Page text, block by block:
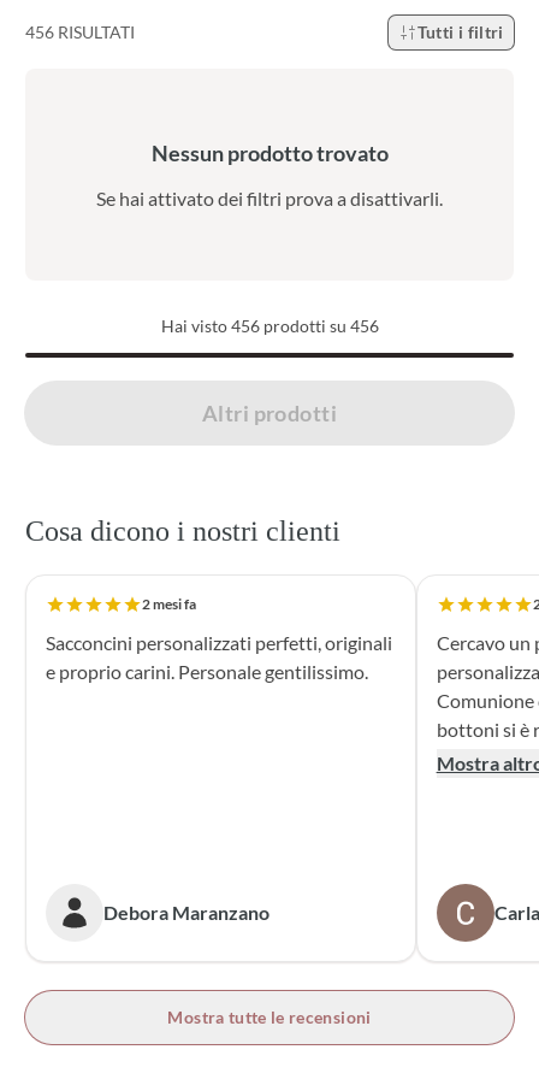
456 RISULTATI Tutti i filtri
Nessun prodotto trovato
Se hai attivato dei filtri prova a disattivarli.
Hai visto456prodotti su 456
Altri prodotti
Cosa dicono i nostri clienti
2 mesi fa
Sacconcini personalizzati perfetti, originali
e proprio carini. Personale gentilissimo.
Debora Maranzano
Cercavo
Comunione di
bottoni si è
supporto
prossime
bottoni!
Mostra
Mostra tutte le recensioni